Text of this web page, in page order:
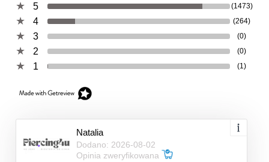
5
(1473)
4 (264)
3 (0)
2 (0)
1 (1)
Natalia
Dodano: 2026-08-02
Opinia zweryfikowana